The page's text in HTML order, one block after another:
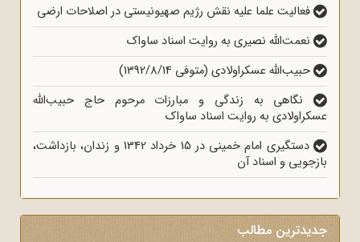
فعالیت علما علیه نقش رژیم صهیونیستی در اصلاحات ارضی
نعمت‌الله نصیری به روایت اسناد ساواک
حبیب‌الله عسکراولادی (متوفی 1392/8/14)
نگاهی به زندگی و مبارزات مرحوم حاج حبیب‌الله
عسکراولادی به روایت اسناد ساواک
دستگیری امام خمینی در 15 خرداد 1342 و زندان، بازداشت،
بازجویی و اسناد آن
جدیدترین مطالب